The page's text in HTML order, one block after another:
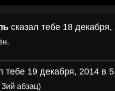
сказал тебе 18
тебе 19 декабря, 2014 в
абзац)